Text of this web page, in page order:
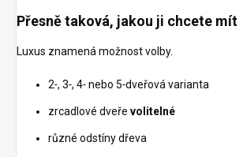
Přesně taková, jakou ji chcete mít
Luxus znamená možnost volby.
2‑, 3‑, 4‑ nebo 5‑dveřová varianta
zrcadlové dveře volitelné
různé odstíny dřeva